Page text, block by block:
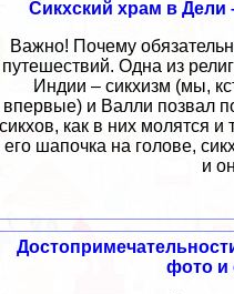
Сикхский храм в Дели
Важно! Почему
путешествий. Одна из
Индии – сикхизм (мы,
впервые) и Валли позвал
сикхов, как в них молятся и
его шапочка на голове,
и
фото и